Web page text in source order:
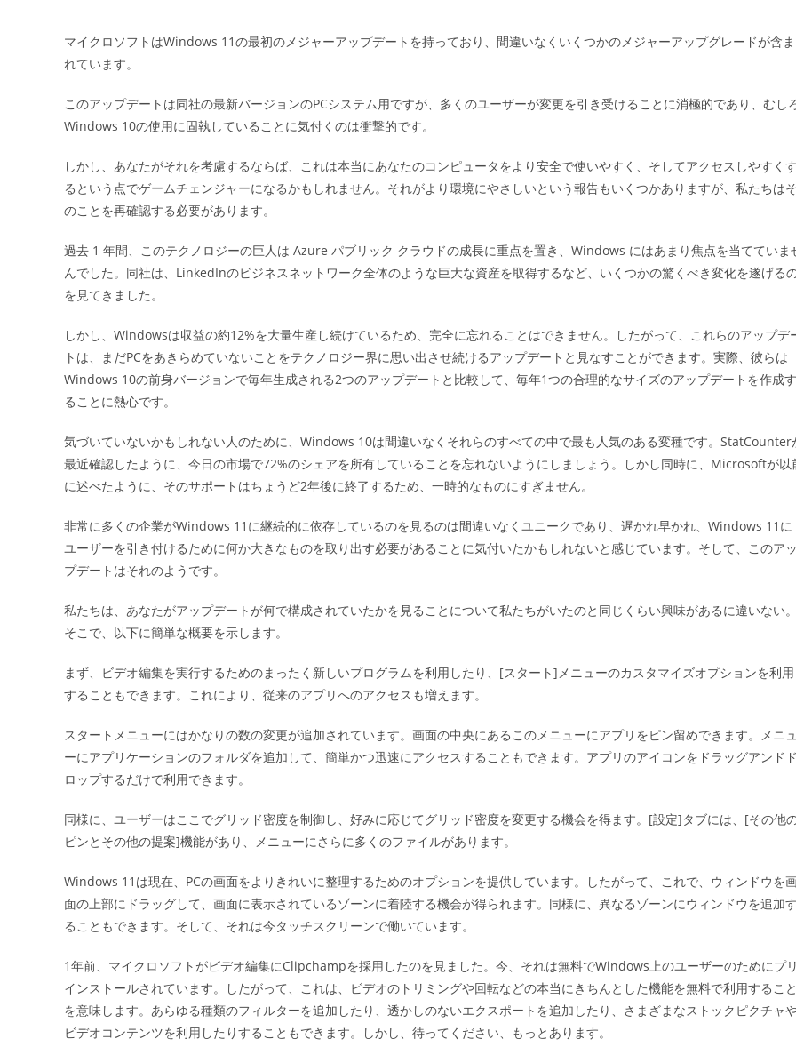
開
日:
テ
ゴ
マイクロソフトはWindows 11の最初のメジャーアップデートを持っており、間違いなくいくつかのメジャーアップグレードが含ま
れています。
このアップデートは同社の最新バージョンのPCシステム用ですが、多くのユーザーが変更を引き受けることに消極的であり、むし
Windows 10の使用に固執していることに気付くのは衝撃的です。
しかし、あなたがそれを考慮するならば、これは本当にあなたのコンピュータをより安全で使いやすく、そしてアクセスしやすくす
るという点でゲームチェンジャーになるかもしれません。それがより環境にやさしいという報告もいくつかありますが、私たちはそ
のことを再確認する必要があります。
過去 1 年間、このテクノロジーの巨人は Azure パブリック クラウドの成長に重点を置き、Windows にはあまり焦点を当てていま
んでした。同社は、LinkedInのビジネスネットワーク全体のような巨大な資産を取得するなど、いくつかの驚くべき変化を遂げる
を見てきました。
しかし、Windowsは収益の約12%を大量生産し続けているため、完全に忘れることはできません。したがって、これらのアップデ
トは、まだPCをあきらめていないことをテクノロジー界に思い出させ続けるアップデートと見なすことができます。実際、彼らは
Windows 10の前身バージョンで毎年生成される2つのアップデートと比較して、毎年1つの合理的なサイズのアップデートを作成す
ることに熱心です。
気づいていないかもしれない人のために、Windows 10は間違いなくそれらのすべての中で最も人気のある変種です。StatCounter
最近確認したように、今日の市場で72%のシェアを所有していることを忘れないようにしましょう。しかし同時に、Microsoftが以
に述べたように、そのサポートはちょうど2年後に終了するため、一時的なものにすぎません。
非常に多くの企業がWindows 11に継続的に依存しているのを見るのは間違いなくユニークであり、遅かれ早かれ、Windows 11に
ユーザーを引き付けるために何か大きなものを取り出す必要があることに気付いたかもしれないと感じています。そして、このアッ
プデートはそれのようです。
私たちは、あなたがアップデートが何で構成されていたかを見ることについて私たちがいたのと同じくらい興味があるに違いない。
そこで、以下に簡単な概要を示します。
まず、ビデオ編集を実行するためのまったく新しいプログラムを利用したり、[スタート]メニューのカスタマイズオプションを利用
することもできます。これにより、従来のアプリへのアクセスも増えます。
スタートメニューにはかなりの数の変更が追加されています。画面の中央にあるこのメニューにアプリをピン留めできます。メニュ
ーにアプリケーションのフォルダを追加して、簡単かつ迅速にアクセスすることもできます。アプリのアイコンをドラッグアンドド
ロップするだけで利用できます。
同様に、ユーザーはここでグリッド密度を制御し、好みに応じてグリッド密度を変更する機会を得ます。[設定]タブには、[その他
ピンとその他の提案]機能があり、メニューにさらに多くのファイルがあります。
Windows 11は現在、PCの画面をよりきれいに整理するためのオプションを提供しています。したがって、これで、ウィンドウを
面の上部にドラッグして、画面に表示されているゾーンに着陸する機会が得られます。同様に、異なるゾーンにウィンドウを追加す
ることもできます。そして、それは今タッチスクリーンで働いています。
1年前、マイクロソフトがビデオ編集にClipchampを採用したのを見ました。今、それは無料でWindows上のユーザーのためにプリ
インストールされています。したがって、これは、ビデオのトリミングや回転などの本当にきちんとした機能を無料で利用すること
を意味します。あらゆる種類のフィルターを追加したり、透かしのないエクスポートを追加したり、さまざまなストックピクチャ
ビデオコンテンツを利用したりすることもできます。しかし、待ってください、もっとあります。